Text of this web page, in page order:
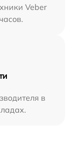
Veber
в